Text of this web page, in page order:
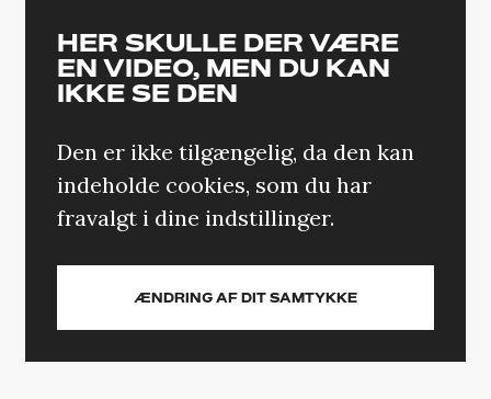
HER SKULLE DER VÆRE
EN VIDEO, MEN DU KAN
IKKE SE DEN
Den er ikke tilgængelig, da den kan
indeholde cookies, som du har
fravalgt i dine indstillinger.
ÆNDRING AF DIT SAMTYKKE